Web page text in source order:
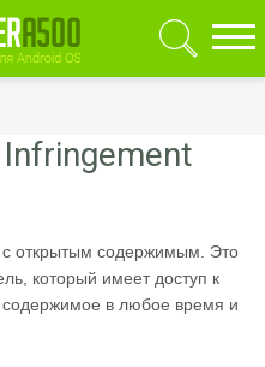
с открытым содержимым. Это
который имеет доступ к
содержимое в любое время и